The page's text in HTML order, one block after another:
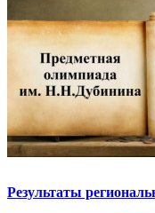
Результаты